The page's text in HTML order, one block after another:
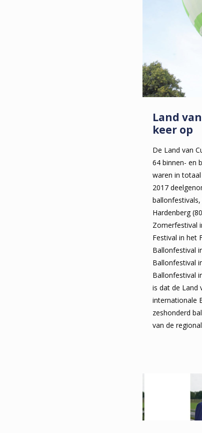
Land
keer op
De Land van
64 binnen- en
waren in
2017
Hardenberg
Zomerfestival
Festival in het
Ballonfestival
Ballonfestival
Ballonfestival
is dat de Land
internationale
zeshonderd
van de